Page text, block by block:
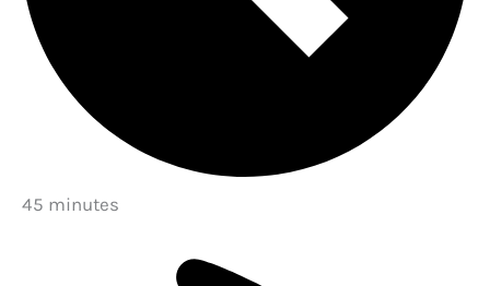
45 minutes